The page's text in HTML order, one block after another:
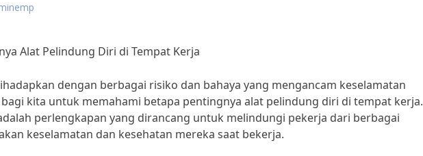
Alat Pelindung Diri di Tempat Kerja
dengan berbagai risiko dan bahaya yang mengancam keselamatan
kita untuk memahami betapa pentingnya alat pelindung diri di tempat kerja.
perlengkapan yang dirancang untuk melindungi pekerja dari berbagai
keselamatan dan kesehatan mereka saat bekerja.